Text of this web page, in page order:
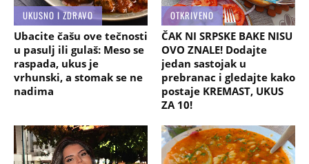
UKUSNO I ZDRAVO
Ubacite čašu ove tečnosti
u pasulj ili gulaš: Meso se
raspada, ukus je
vrhunski, a stomak se ne
nadima
OTKRIVENO
ČAK NI SRPSKE BAKE NISU
OVO ZNALE! Dodajte
jedan sastojak u
prebranac i gledajte kako
postaje KREMAST, UKUS
ZA 10!